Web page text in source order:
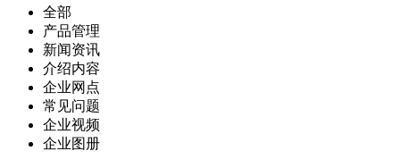
全部
产品管理
新闻资讯
介绍内容
企业网点
常见问题
企业视频
企业图册